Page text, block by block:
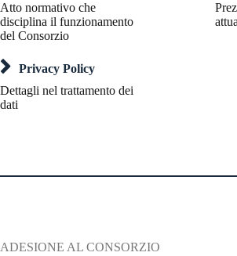
Atto normativo che
disciplina il funzionamento
del Consorzio
Privacy Policy
Dettagli nel trattamento dei
dati
ADESIONE AL CONSORZIO